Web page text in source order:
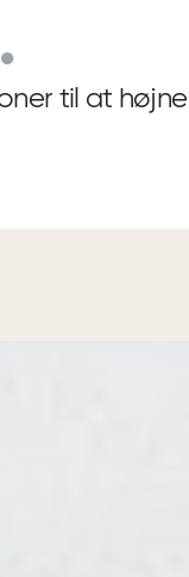
.
til at højne